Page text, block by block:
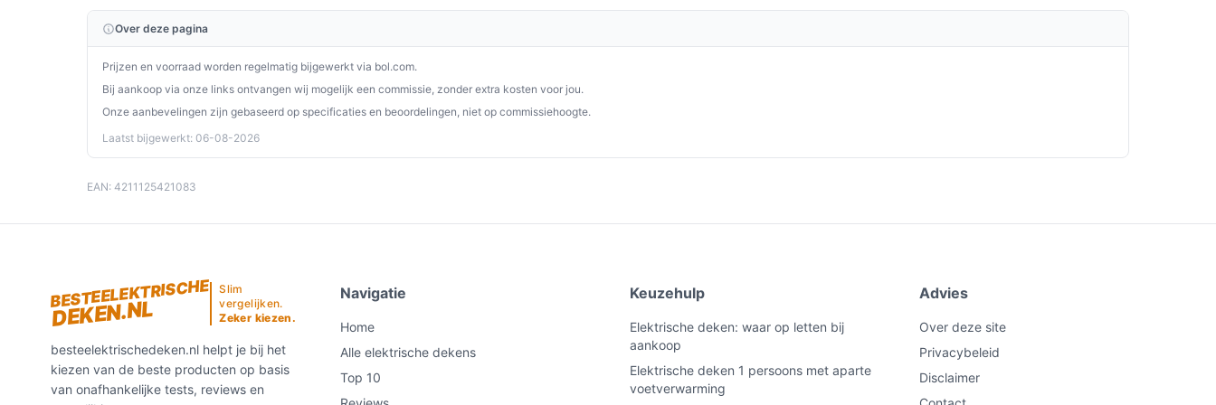
Ontdek alle specificaties en vergelijk prijzen op besteelektrischedeken.nl. Kies bewust wat
perfect past bij jouw behoeften!
Over deze pagina
Prijzen en voorraad worden regelmatig bijgewerkt via bol.com.
Bij aankoop via onze links ontvangen wij mogelijk een commissie, zonder extra kosten voor jou.
Onze aanbevelingen zijn gebaseerd op specificaties en beoordelingen, niet op commissiehoogte.
Laatst bijgewerkt: 06-08-2026
EAN: 4211125421083
BESTEELEKTRISCHE
DEKEN.NL
Slim
vergelijken.
Zeker kiezen.
besteelektrischedeken.nl helpt je bij het
kiezen van de beste producten op basis
van onafhankelijke tests, reviews en
Navigatie
Home
Alle elektrische dekens
Top 10
Keuzehulp
Elektrische deken: waar op letten bij
aankoop
Elektrische deken 1 persoons met aparte
voetverwarming
Advies
Over deze site
Privacybeleid
Disclaimer